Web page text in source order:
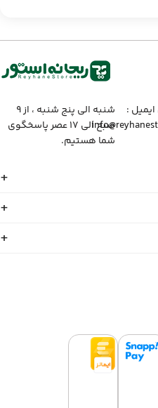
:‌
شنبه الی پنج شنبه ، از ۹
صبح الی ۱۷ عصر پاسخگوی
شما هستیم.